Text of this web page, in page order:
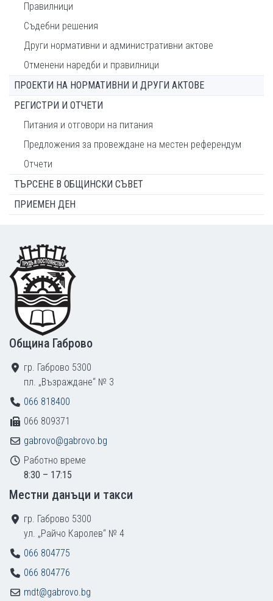
Правилници
Съдебни решения
Други нормативни и административни актове
Отменени наредби и правилници
ПРОЕКТИ НА НОРМАТИВНИ И ДРУГИ АКТОВЕ
РЕГИСТРИ И ОТЧЕТИ
Питания и отговори на питания
Предложения за провеждане на местен референдум
Отчети
ТЪРСЕНЕ В ОБЩИНСКИ СЪВЕТ
ПРИЕМЕН ДЕН
Footer
Община Габрово
гр. Габрово 5300
пл. „Възраждане“ № 3
066 818400
066 809371
gabrovo@gabrovo.bg
Работно време
8:30 – 17:15
Местни данъци и такси
гр. Габрово 5300
ул. „Райчо Каролев“ № 4
066 804775
066 804776
mdt@gabrovo.bg